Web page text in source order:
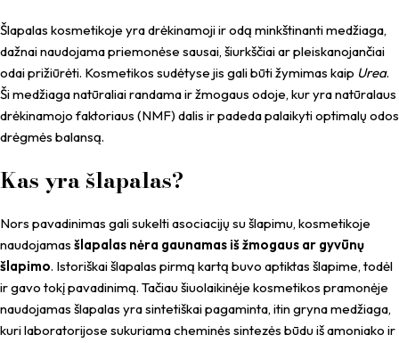
Šlapalas kosmetikoje yra drėkinamoji ir odą minkštinanti medžiaga,
dažnai naudojama priemonėse sausai, šiurkščiai ar pleiskanojančiai
odai prižiūrėti. Kosmetikos sudėtyse jis gali būti žymimas kaip Urea.
Ši medžiaga natūraliai randama ir žmogaus odoje, kur yra natūralaus
drėkinamojo faktoriaus (NMF) dalis ir padeda palaikyti optimalų odos
drėgmės balansą.
Kas yra šlapalas?
Nors pavadinimas gali sukelti asociacijų su šlapimu, kosmetikoje
naudojamas šlapalas nėra gaunamas iš žmogaus ar gyvūnų
šlapimo. Istoriškai šlapalas pirmą kartą buvo aptiktas šlapime, todėl
ir gavo tokį pavadinimą. Tačiau šiuolaikinėje kosmetikos pramonėje
naudojamas šlapalas yra sintetiškai pagaminta, itin gryna medžiaga,
kuri laboratorijose sukuriama cheminės sintezės būdu iš amoniako ir